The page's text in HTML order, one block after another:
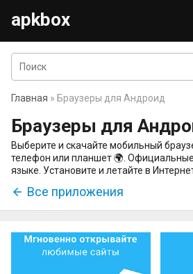
apkbox
Главная » Браузеры для Андроид
Браузеры для
Выберите и скачайте мобильный
телефон или планшет 🌍.
языке. Установите и летайте в
Все приложения